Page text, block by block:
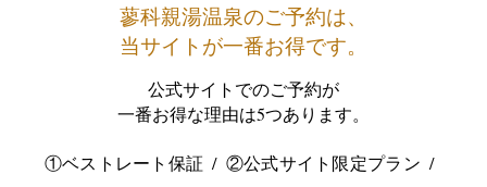
蓼科親湯温泉のご予約は、
当サイトが一番お得です。
公式サイトでのご予約が
一番お得な理由は5つあります。
①ベストレート保証 ②公式サイト限定プラン